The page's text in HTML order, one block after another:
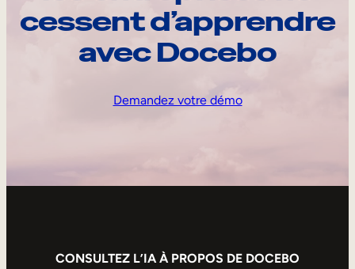
cessent d’apprendre
avec Docebo
Demandez votre démo
CONSULTEZ L’IA À PROPOS DE DOCEBO